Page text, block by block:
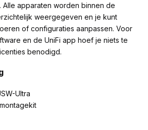
Alle apparaten worden binnen de
weergegeven en je kunt
of configuraties aanpassen. Voor
en de UniFi app hoef je niets te
benodigd.
Ultra